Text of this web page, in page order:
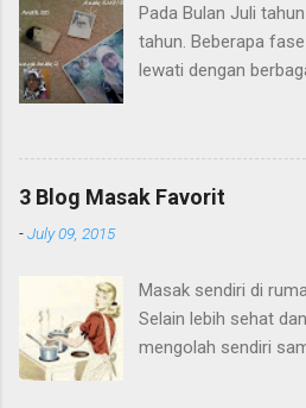
Pada Bulan Juli
tahun. Beberapa
lewati dengan
desa kecil di Jawa
masa ini saya
sebaya di sawah,
ya kedua atau ketiga.
penuh drama dan
berlembar-lembar
3 Blog Masak Favorit
-July 09, 2015
Masak sendiri di
Selain lebih sehat
mengolah sendiri